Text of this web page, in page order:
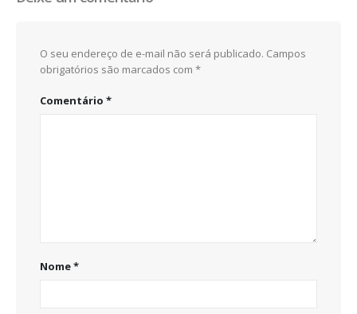
O seu endereço de e-mail não será publicado. Campos
obrigatórios são marcados com *
Comentário *
Nome*